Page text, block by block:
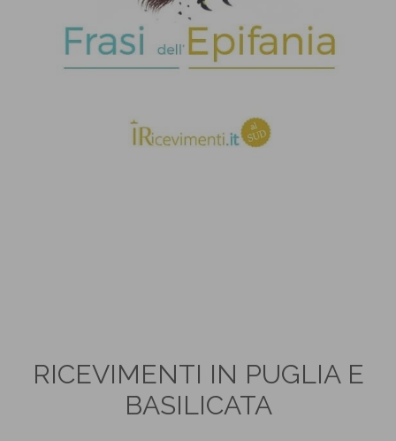
RICEVIMENTI IN PUGLIA E
BASILICATA